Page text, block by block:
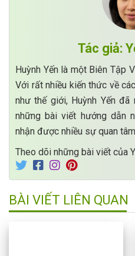
Tác giả:
Huỳnh Yến là một Biên Tập
Với rất nhiều kiến thức về
như thế giới, Huỳnh Yến
những bài viết hướng dẫn
nhận được nhiều sự quan
Theo dõi những bài viết của
BÀI VIẾT LIÊN QUAN